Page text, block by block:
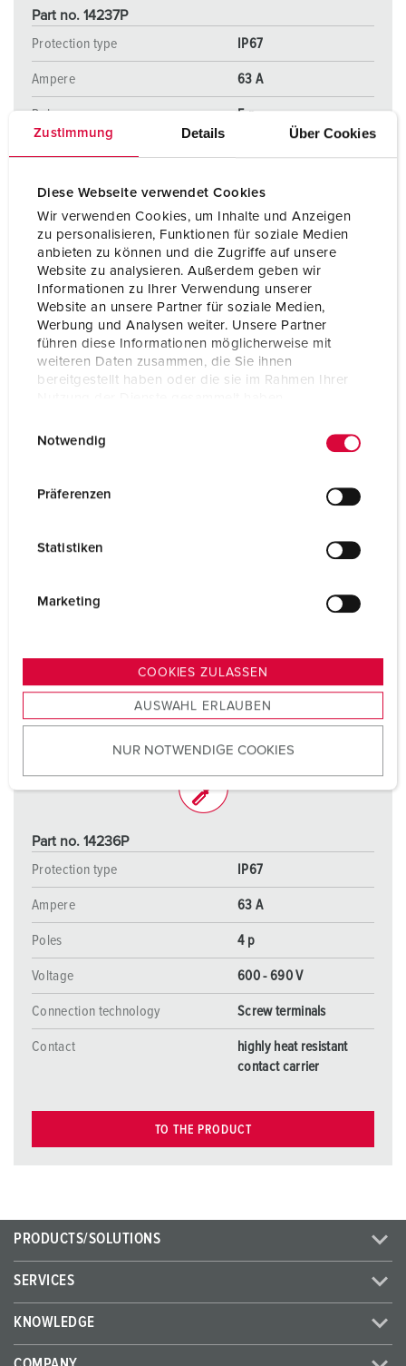
Zustimmung Details Über Cookies
Diese Webseite verwendet Cookies
Wir verwenden Cookies, um Inhalte und Anzeigen
zu personalisieren, Funktionen für soziale Medien
anbieten zu können und die Zugriffe auf unsere
Website zu analysieren. Außerdem geben wir
Informationen zu Ihrer Verwendung unserer
Website an unsere Partner für soziale Medien,
Werbung und Analysen weiter. Unsere Partner
führen diese Informationen möglicherweise mit
weiteren Daten zusammen, die Sie ihnen
bereitgestellt haben oder die sie im Rahmen Ihrer
s
u
w
Notwendig
Präferenzen
Statistiken
Marketing
COOKIES ZULASSEN
AUSWAHL ERLAUBEN
NUR NOTWENDIGE COOKIES
Part no. 14237P
Protection type
IP67
Ampere 63 A
Poles 5 p
Connection technology Screw terminals
Contact
highly heat resistant
contact carrier
Contact X-CONTACT
TO THE PRODUCT
Part no. 14236P
Protection type
IP67
Ampere 63 A
Poles 4 p
Voltage 600 - 690 V
Connection technology Screw terminals
Contact
highly heat resistant
contact carrier
TO THE PRODUCT
PRODUCTS/SOLUTIONS
SERVICES
KNOWLEDGE